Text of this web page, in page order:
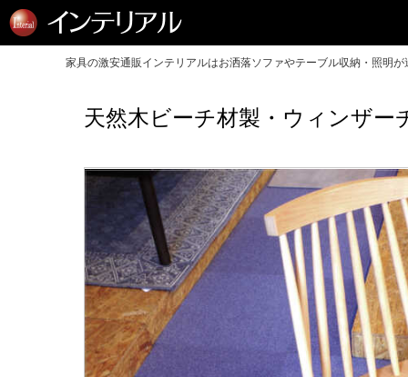
家具の激安通販インテリアルはお洒落ソファやテーブル収納・照明が
天然木ビーチ材製・ウィンザ